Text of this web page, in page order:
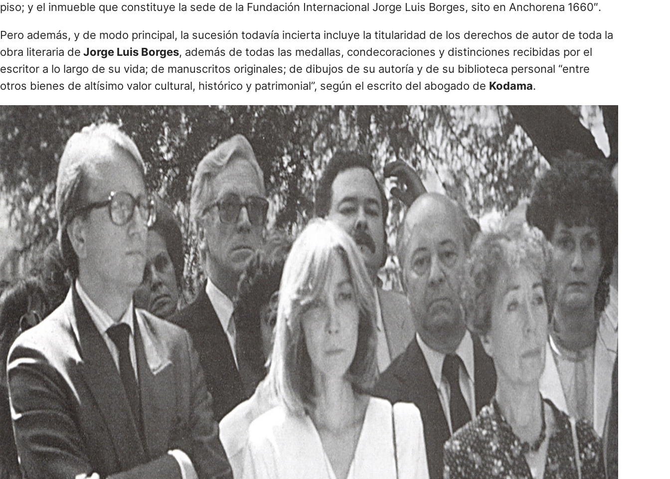
piso; y el inmueble que constituye la sede de la Fundación Internacional Jorge Luis Borges, sito en Anchorena 1660″.
Pero además, y de modo principal, la sucesión todavía incierta incluye la titularidad de los derechos de autor de toda la
obra literaria de Jorge Luis Borges, además de todas las medallas, condecoraciones y distinciones recibidas por el
escritor a lo largo de su vida; de manuscritos originales; de dibujos de su autoría y de su biblioteca personal “entre
otros bienes de altísimo valor cultural, histórico y patrimonial”, según el escrito del abogado de Kodama.